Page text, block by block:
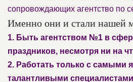
сопровождающих агентство по
Именно они и стали нашей
1. Быть агентством №1 в
праздников, несмотря ни на
2. Работать только с самыми
талантливыми